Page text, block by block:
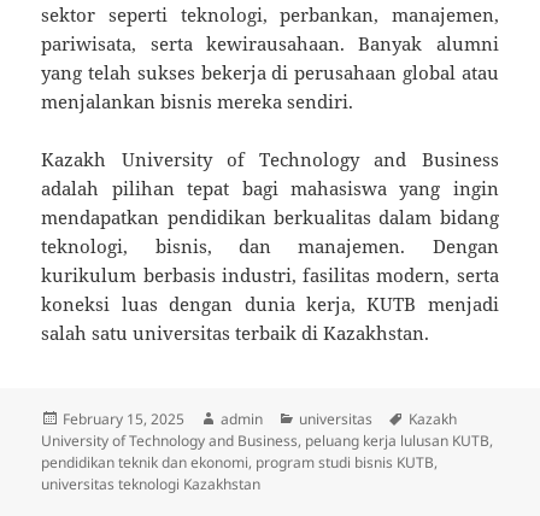
sektor seperti teknologi, perbankan, manajemen,
pariwisata, serta kewirausahaan. Banyak alumni
yang telah sukses bekerja di perusahaan global atau
menjalankan bisnis mereka sendiri.
Kazakh University of Technology and Business
adalah pilihan tepat bagi mahasiswa yang ingin
mendapatkan pendidikan berkualitas dalam bidang
teknologi, bisnis, dan manajemen. Dengan
kurikulum berbasis industri, fasilitas modern, serta
koneksi luas dengan dunia kerja, KUTB menjadi
salah satu universitas terbaik di Kazakhstan.
Posted
on
February 15, 2025 Author
admin Categories
universitas Tags
Kazakh
University of Technology and Business, peluang kerja lulusan KUTB,
pendidikan teknik dan ekonomi, program studi bisnis KUTB,
universitas teknologi Kazakhstan